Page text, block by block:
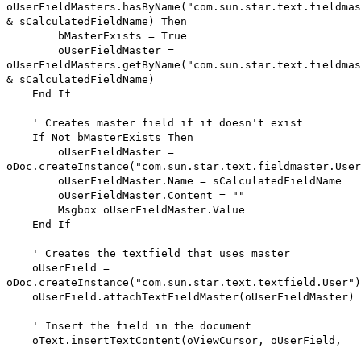
& sCalculatedFieldName) Then
bMasterExists = True
oUserFieldMaster =
& sCalculatedFieldName)
End If
' Creates master field if it doesn't exist
If Not bMasterExists Then
oUserFieldMaster =
oUserFieldMaster.Name = sCalculatedFieldName
oUserFieldMaster.Content = ""
Msgbox oUserFieldMaster.Value
End If
' Creates the textfield that uses master
oUserField =
oDoc.createInstance("com.sun.star.text.textfield.User")
oUserField.attachTextFieldMaster(oUserFieldMaster)
' Insert the field in the document
oText.insertTextContent(oViewCursor, oUserField,